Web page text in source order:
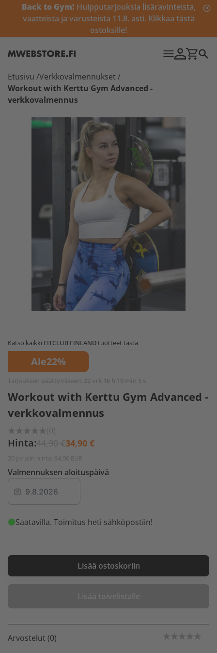
Back to Gym! Huipputarjouksia lisäravinteista,
vaatteista ja varusteista 11.8. asti. Klikkaa tästä
ostoksille!
Etusivu /Verkkovalmennukset /
Workout with Kerttu Gym Advanced -
verkkovalmennus
Katso kaikki FITCLUB FINLANDtuotteet tästä
Ale22%
Tarjouksen päättymiseen: 22 vrk 16 h 19 min 5 s
Workout with Kerttu Gym Advanced -
verkkovalmennus
(0)
Hinta:44,90 €34,90 €
30 pv alin hinta: 34,90 EUR
Valmennuksen aloituspäivä
Saatavilla. Toimitus heti sähköpostiin!
Lisää ostoskoriin
Lisää toivelistalle
Arvostelut (0)